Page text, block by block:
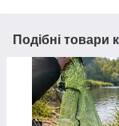
Подібні товари